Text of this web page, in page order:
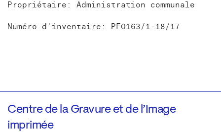
Propriétaire: Administration communale
Numéro d'inventaire: PF0163/1-18/17
Centre de la Gravure et de l’Image
imprimée